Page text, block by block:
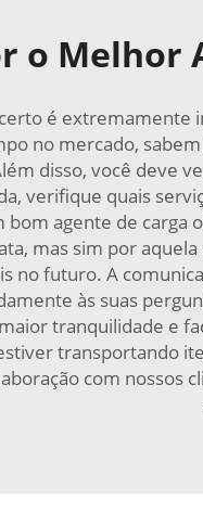
o Melhor
é extremamente
no mercado,
disso, você deve
verifique quais
bom agente de
mas sim por
no futuro. A
às suas
tranquilidade e
transportando
com nossos